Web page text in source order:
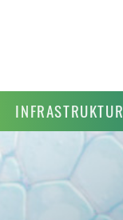
INFRASTRUKTUR